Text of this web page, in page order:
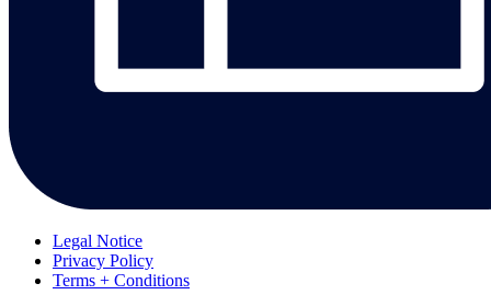
Legal Notice
Privacy Policy
Terms + Conditions